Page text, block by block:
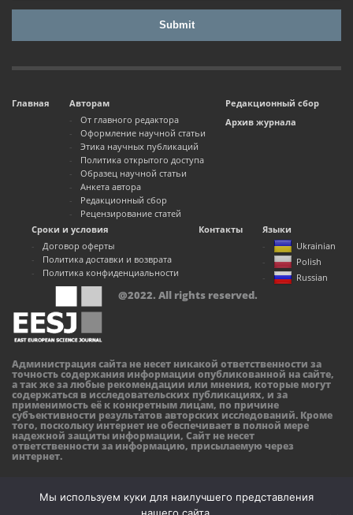
Главная
Авторам
От главного редактора
Оформление научной статьи
Этика научных публикаций
Политика открытого доступа
Образец научной статьи
Анкета автора
Редакционный сбор
Рецензирование статей
Редакционный сбор
Архив журнала
Сроки и условия
Договор оферты
Политика доставки и возврата
Политика конфиденциальности
Контакты
Языки
Ukrainian
Polish
Russian
@2022. All rights reserved.
Администрация сайта не несет никакой ответственности за
точность содержания информации опубликованной на сайте,
а так же за любые рекомендации или мнения, которые могут
содержаться в исследовательских публикациях, и за
применимость её к конкретным лицам, по причине
субъективности результатов авторских исследований. Кроме
того, поскольку интернет не обеспечивает в полной мере
надежной защиты информации, Сайт не несет
ответственности за информацию, присылаемую через
интернет.
Мы используем куки для наилучшего представления